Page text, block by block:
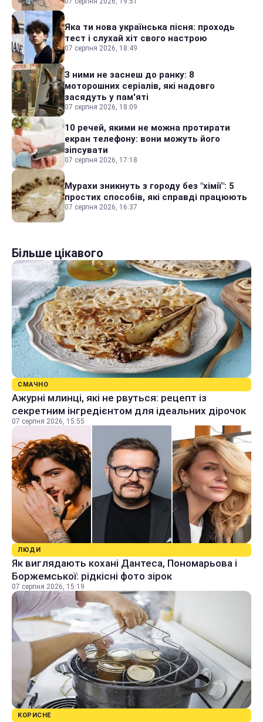
Яка ти нова українська пісня: проходь
тест і слухай хіт свого настрою
07 серпня 2026, 18:49
З ними не заснеш до ранку: 8
моторошних серіалів, які надовго
засядуть у пам'яті
07 серпня 2026, 18:09
10 речей, якими не можна протирати
екран телефону: вони можуть його
зіпсувати
07 серпня 2026, 17:18
Мурахи зникнуть з городу без "хімії": 5
простих способів, які справді працюють
07 серпня 2026, 16:37
Більше цікавого
СМАЧНО
Ажурні млинці, які не рвуться: рецепт із
секретним інгредієнтом для ідеальних дірочок
07 серпня 2026, 15:55
ЛЮДИ
Як виглядають кохані Дантеса, Пономарьова і
Боржемської: рідкісні фото зірок
07 серпня 2026, 15:19
КОРИСНЕ